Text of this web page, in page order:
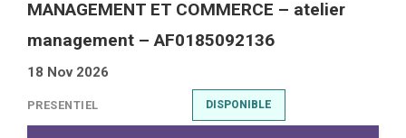
MANAGEMENT ET COMMERCE – atelier
management – AF0185092136
18 Nov 2026
PRESENTIEL DISPONIBLE